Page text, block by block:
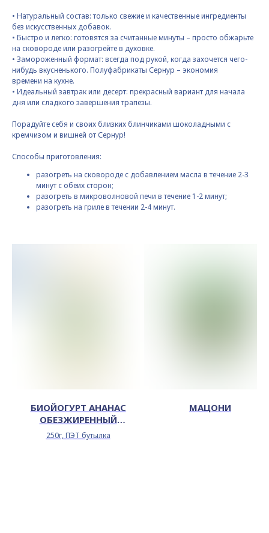
• Натуральный состав: только свежие и качественные ингредиенты
без искусственных добавок.
• Быстро и легко: готовятся за считанные минуты – просто обжарьте
на сковороде или разогрейте в духовке.
• Замороженный формат: всегда под рукой, когда захочется чего-
нибудь вкусненького. Полуфабрикаты Сернур – экономия
времени на кухне.
• Идеальный завтрак или десерт: прекрасный вариант для начала
дня или сладкого завершения трапезы.
Порадуйте себя и своих близких блинчиками шоколадными с
кремчизом и вишней от Сернур!
Способы приготовления:
разогреть на сковороде с добавлением масла в течение 2-3
минут с обеих сторон;
разогреть в микроволновой печи в течение 1-2 минут;
разогреть на гриле в течении 2-4 минут.
БИОЙОГУРТ АНАНАС
ОБЕЗЖИРЕННЫЙ
ОБОГАЩЕННЫЙ БЕЛКОМ
0,1%
250г, ПЭТ бутылка
МАЦОНИ